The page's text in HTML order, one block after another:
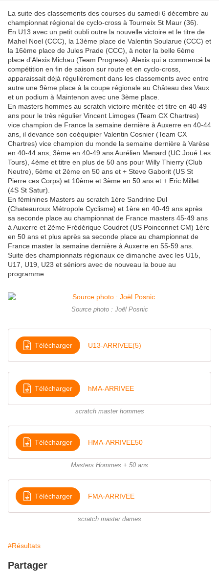
La suite des classements des courses du samedi 6 décembre au
championnat régional de cyclo-cross à Tourneix St Maur (36).
En U13 avec un petit oubli outre la nouvelle victoire et le titre de
Mahel Noel (CCC), la 13ème place de Valentin Soularue (CCC) et
la 16ème place de Jules Prade (CCC), à noter la belle 6ème
place d'Alexis Michau (Team Progress). Alexis qui a commencé la
compétition en fin de saison sur route et en cyclo-cross,
apparaissait déjà régulièrement dans les classements avec entre
autre une 9ème place à la coupe régionale au Château des Vaux
et un podium à Maintenon avec une 3ème place.
En masters hommes au scratch victoire méritée et titre en 40-49
ans pour le très régulier Vincent Limoges (Team CX Chartres)
vice champion de France la semaine dernière à Auxerre en 40-44
ans, il devance son coéquipier Valentin Cosnier (Team CX
Chartres) vice champion du monde la semaine dernière à Varèse
en 40-44 ans, 3ème en 40-49 ans Aurélien Menard (UC Joué Les
Tours), 4ème et titre en plus de 50 ans pour Willy Thierry (Club
Neutre), 6ème et 2ème en 50 ans et + Steve Gaborit (US St
Pierre ces Corps) et 10ème et 3ème en 50 ans et + Eric Millet
(4S St Satur).
En féminines Masters au scratch 1ère Sandrine Dul
(Chateauroux Métropole Cyclisme) et 1ère en 40-49 ans après
sa seconde place au championnat de France masters 45-49 ans
à Auxerre et 2ème Frédérique Coudret (US Poinconnet CM) 1ère
en 50 ans et plus après sa seconde place au championnat de
France master la semaine dernière à Auxerre en 55-59 ans.
Suite des championnats régionaux ce dimanche avec les U15,
U17, U19, U23 et séniors avec de nouveau la boue au
programme.
Source photo : Joël Posnic
Télécharger U13-ARRIVEE(5)
Télécharger hMA-ARRIVEE
scratch master hommes
Télécharger HMA-ARRIVEE50
Masters Hommes + 50 ans
Télécharger FMA-ARRIVEE
scratch master dames
#Résultats
Partager